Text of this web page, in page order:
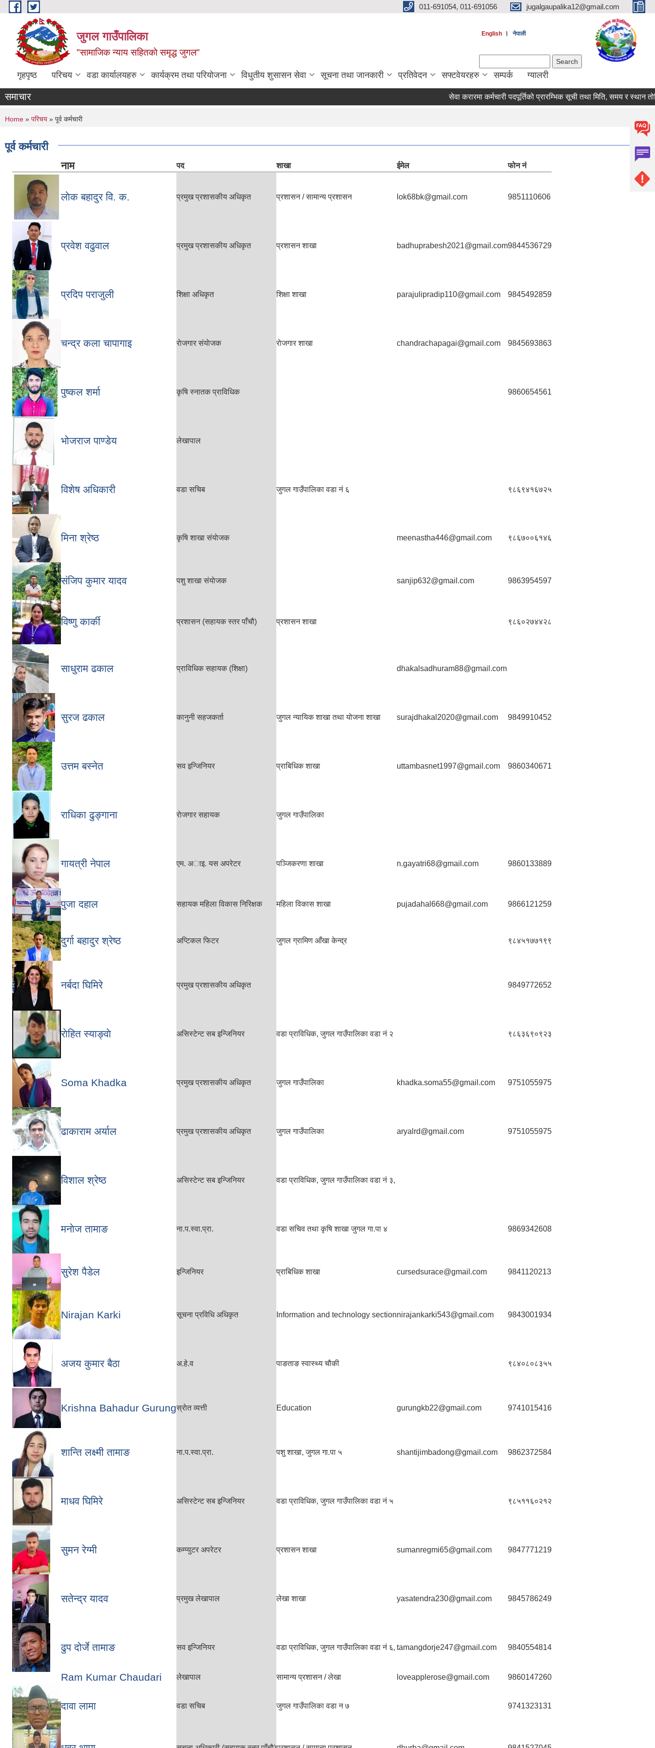
Skip to main content 011-691054, 011-691056 jugalgaupalika12@gmail.com
जुगल गाउँपालिका
"सामाजिक न्याय सहितकाे समृद्ध जुगल"
English । नेपाली
गृहपृष्ठ परिचय वडा कार्यालयहरु कार्यक्रम तथा परियोजना विधुतीय शुसासन सेवा सूचना तथा जानकारी प्रतिवेदन सफ्टवेयरहरु सम्पर्क ग्यालरी
समाचार सेवा करारमा कर्मचारी पदपूर्तिको प्रारम्भिक सूची तथा मिति, समय र स्थान
You are here
Home » परिचय » पूर्व कर्मचारी
पूर्व कर्मचारी
नाम पद शाखा ईमेल फोन नं
लाेक बहादुर वि. क. प्रमुख प्रशासकीय अधिकृत प्रशासन / सामान्य प्रशासन lok68bk@gmail.com 9851110606
प्रवेश वढुवाल प्रमुख प्रशासकीय अधिकृत प्रशासन शाखा badhuprabesh2021@gmail.com9844536729
प्रदिप पराजुली शिक्षा अधिकृत शिक्षा शाखा parajulipradip110@gmail.com 9845492859
चन्द्र कला चापागाइ राेजगार संयाेजक राेजगार शाखा chandrachapagai@gmail.com 9845693863
पुष्कल शर्मा कृषि स्‍नातक प्राविधिक 9860654561
भोजराज पाण्डेय लेखापाल
विशेष अधिकारी वडा सचिब जुगल गाउँपालिका वडा न‍ं ६ ९८६९४१६७२५
मिना श्रेष्ठ कृषि शाखा संयाेजक meenastha446@gmail.com ९८६७००६१४६
संजिप कुमार यादव पशु शाखा संयाेजक sanjip632@gmail.com 9863954597
विष्णु कार्की प्रशासन (सहायक स्तर पाँचौ) प्रशासन शाखा ९८६०२७४४२८
साधुराम ढकाल प्राविधिक सहायक (शिक्षा) dhakalsadhuram88@gmail.com
सुरज ढकाल कानुनी सहजकर्ता जुगल न्यायिक शाखा तथा योजना शाखा surajdhakal2020@gmail.com 9849910452
उत्तम बस्‍नेत सव इन्जिनियर प्राबिधिक शाखा uttambasnet1997@gmail.com 9860340671
राधिका ढुङ्गाना राेजगार सहायक जुगल गाउँपालिका
गायत्री नेपाल एम. अाइ. यस अपरेटर पञ्जिकरणा शाखा n.gayatri68@gmail.com 9860133889
पुजा दहाल सहायक महिला विकास निरिक्षक महिला विकास शाखा pujadahal668@gmail.com 9866121259
दुर्गा बहादुर श्रेष्ठ अप्टिकल फिटर जुगल ग्रामिण आँखा केन्द्र ९८४५१७७१९९
नर्बदा घिमिरे प्रमुख प्रशासकीय अधिकृत 9849772652
राेहित स्याङ्वाे असिस्टेन्ट सब इन्जिनियर वडा प्राविधिक, जुगल गाउँपालिका वडा नं २ ९८६३६९०९२३
Soma Khadka प्रमुख प्रशासकीय अधिकृत जुगल गाउँपालिका khadka.soma55@gmail.com 9751055975
ढाकाराम अर्याल प्रमुख प्रशासकीय अधिकृत जुगल गाउँपालिका aryalrd@gmail.com 9751055975
विशाल श्रेष्ठ असिस्टेन्ट सब इन्जिनियर वडा प्राविधिक, जुगल गाउँपालिका वडा नं ३,
मनाेज तामाङ ना.प.स्वा.प्रा. वडा सचिव तथा कृषि शाखा जुगल गा.पा ४ 9869342608
सुरेश पैडेल इन्जिनियर प्राबिधिक शाखा cursedsurace@gmail.com 9841120213
Nirajan Karki सूचना प्रविधि अधिकृत Information and technology sectionnirajankarki543@gmail.com 9843001934
अजय कुमार बैठा अ.हे.व पाङताङ स्वास्थ्य चौकी ९८४०८०८३५५
Krishna Bahadur Gurungस्राेत व्यत्ती Education gurungkb22@gmail.com 9741015416
शान्ति लक्ष्मी तामाङ ना.प.स्वा.प्रा. पशु शाखा, जुगल गा.पा ५ shantijimbadong@gmail.com 9862372584
माधव घिमिरे असिस्टेन्ट सब इन्जिनियर वडा प्राविधिक, जुगल गाउँपालिका वडा नं ५ ९८५११६०२१२
सुमन रेग्मी कम्प्युटर अपरेटर प्रशासन शाखा sumanregmi65@gmail.com 9847771219
सतेन्द्र यादव प्रमुख लेखापाल लेखा शाखा yasatendra230@gmail.com 9845786249
ढुप दोर्जे तामाङ सव इन्जिनियर वडा प्राविधिक, जुगल गाउँपालिका वडा नं ६, tamangdorje247@gmail.com 9840554814
Ram Kumar Chaudari लेखापाल सामान्य प्रशासन / लेखा loveapplerose@gmail.com 9860147260
दावा लामा वडा सचिब जुगल गाउँपालिका वडा न‌ ७ 9741323131